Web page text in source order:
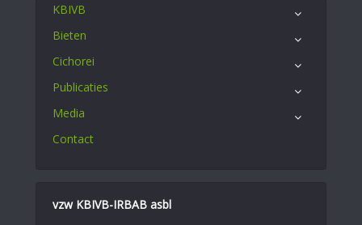
KBIVB
Bieten
Cichorei
Publicaties
Media
Contact
vzw KBIVB-IRBAB asbl